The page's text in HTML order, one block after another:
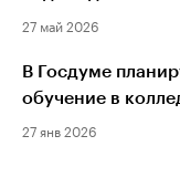
27 май 2026
В Госдуме
обучение в
27 янв 2026